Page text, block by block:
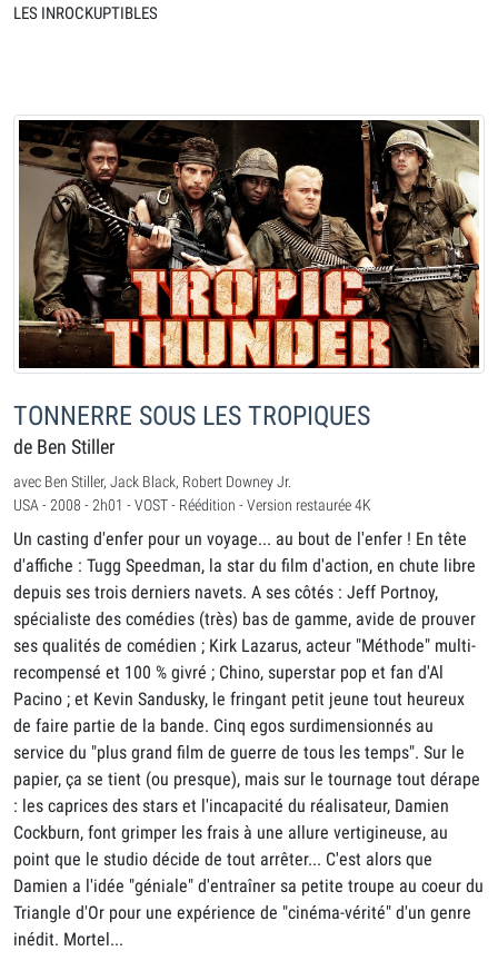
LES INROCKUPTIBLES
TONNERRE SOUS LES TROPIQUES
de Ben Stiller
avec Ben Stiller, Jack Black, Robert Downey Jr.
USA - 2008 - 2h01 - VOST - Réédition - Version restaurée 4K
Un casting d'enfer pour un voyage... au bout de l'enfer ! En tête
d'affiche : Tugg Speedman, la star du film d'action, en chute libre
depuis ses trois derniers navets. A ses côtés : Jeff Portnoy,
spécialiste des comédies (très) bas de gamme, avide de prouver
ses qualités de comédien ; Kirk Lazarus, acteur "Méthode" multi-
recompensé et 100 % givré ; Chino, superstar pop et fan d'Al
Pacino ; et Kevin Sandusky, le fringant petit jeune tout heureux
de faire partie de la bande. Cinq egos surdimensionnés au
service du "plus grand film de guerre de tous les temps". Sur le
papier, ça se tient (ou presque), mais sur le tournage tout dérape
: les caprices des stars et l'incapacité du réalisateur, Damien
Cockburn, font grimper les frais à une allure vertigineuse, au
point que le studio décide de tout arrêter... C'est alors que
Damien a l'idée "géniale" d'entraîner sa petite troupe au coeur du
Triangle d'Or pour une expérience de "cinéma-vérité" d'un genre
inédit. Mortel...